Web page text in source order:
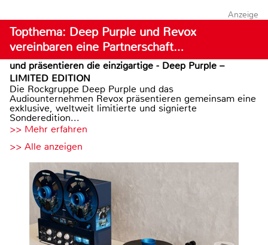
Anzeige
Topthema: Deep Purple und Revox
vereinbaren eine Partnerschaft…
und präsentieren die einzigartige - Deep Purple –
LIMITED EDITION
Die Rockgruppe Deep Purple und das
Audiounternehmen Revox präsentieren gemeinsam eine
exklusive, weltweit limitierte und signierte
Sonderedition...
>> Mehr erfahren
>> Alle anzeigen